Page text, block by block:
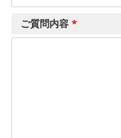
ご質問内容 *